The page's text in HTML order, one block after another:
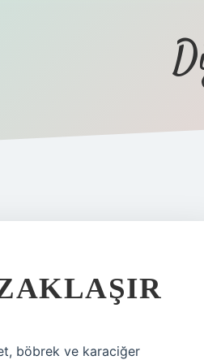
böbrek ve karaciğer